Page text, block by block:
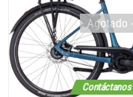
Contáctanos
Agotado